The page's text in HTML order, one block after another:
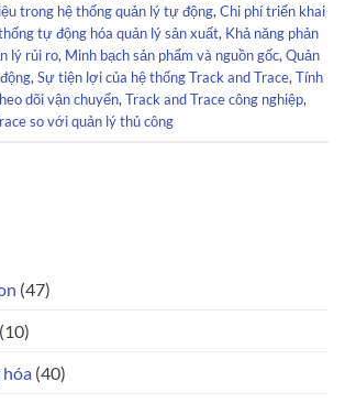
trong hệ thống quản lý tự động, Chi phí triển khai
tự động hóa quản lý sản xuất, Khả năng phản
lý rủi ro, Minh bạch sản phẩm và nguồn gốc, Quản
, Sự tiện lợi của hệ thống Track and Trace, Tính
dõi vận chuyển, Track and Trace công nghiệp,
so với quản lý thủ công
(47)
(10)
hóa (40)